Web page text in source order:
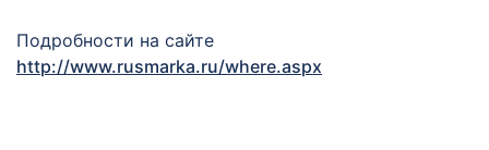
Подробности на сайте
http://www.rusmarka.ru/where.aspx